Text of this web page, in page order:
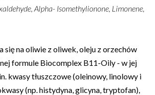
Alpha- Isomethylionone, Limonene,
się na oliwie z oliwek, oleju z orzechów
formule Biocomplex B11-Oily - w jej
kwasy tłuszczowe (oleinowy, linolowy i
(np. histydyna, glicyna, tryptofan),